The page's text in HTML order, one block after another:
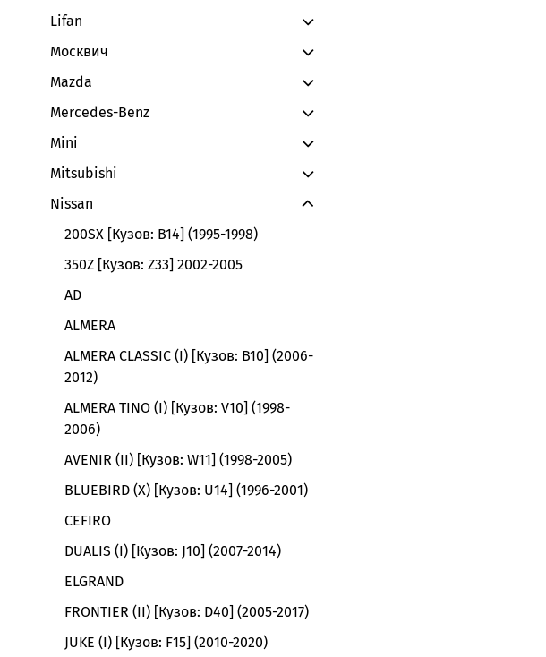
Lifan
Москвич
Mazda
Mercedes-Benz
Mini
Mitsubishi
Nissan
200SX [Кузов: B14] (1995-1998)
350Z [Кузов: Z33] 2002-2005
AD
ALMERA
ALMERA CLASSIC (I) [Кузов: B10] (2006-
2012)
ALMERA TINO (I) [Кузов: V10] (1998-
2006)
AVENIR (II) [Кузов: W11] (1998-2005)
BLUEBIRD (X) [Кузов: U14] (1996-2001)
CEFIRO
DUALIS (I) [Кузов: J10] (2007-2014)
ELGRAND
FRONTIER (II) [Кузов: D40] (2005-2017)
JUKE (I) [Кузов: F15] (2010-2020)